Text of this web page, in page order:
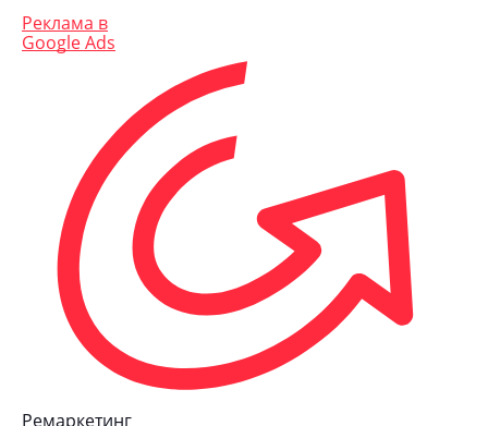
Реклама в
Google Ads
Ремаркетинг